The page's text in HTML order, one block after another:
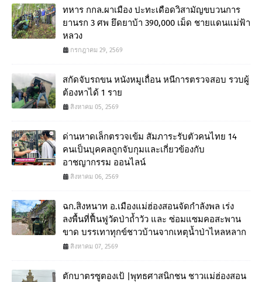
ทหาร กกล.ผาเมือง ปะทะเดือดวิสามัญขบวนการ
ยานรก 3 ศพ ยึดยาบ้า 390,000 เม็ด ชายแดนแม่ฟ้า
หลวง
กรกฎาคม 29, 2569
สกัดจับรถขน หนังหมูเถื่อน หนีการตรวจสอบ รวบผู้
ต้องหาได้ 1 ราย
สิงหาคม 05, 2569
ด่านหาดเล็กตรวจเข้ม สัมภาระรับตัวคนไทย 14
คนเป็นบุคคลถูกจับกุมและเกี่ยวข้องกับ
อาชญากรรม ออนไลน์
สิงหาคม 06, 2569
ฉก.สิงหนาท อ.เมืองแม่ฮ่องสอนจัดกำลังพล เร่ง
ลงพื้นที่ฟื้นฟูวัดป่าถ้ำวัว และ ซ่อมแซมคอสะพาน
ขาด บรรเทาทุกข์ชาวบ้านจากเหตุน้ำป่าไหลหลาก
สิงหาคม 07, 2569
ตักบาตรซูตองเป้ |พุทธศาสนิกชน ชาวแม่ฮ่องสอน